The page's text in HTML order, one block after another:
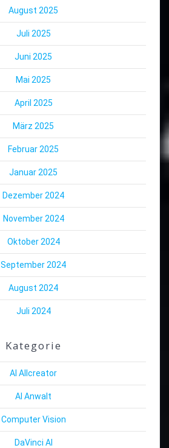
August 2025
Juli 2025
Juni 2025
Mai 2025
April 2025
März 2025
Februar 2025
Januar 2025
Dezember 2024
November 2024
Oktober 2024
September 2024
August 2024
Juli 2024
Kategorie
AI Allcreator
AI Anwalt
Computer Vision
DaVinci AI